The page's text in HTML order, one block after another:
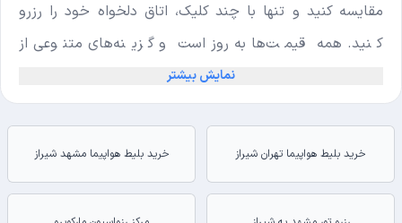
مقایسه کنید و تنها با چند کلیک، اتاق دلخواه خود را رزرو
کنید. همه قیمت‌ها به‌روز است و گزینه‌های متنوعی از
هتل‌های لوکس تا اقتصادی در دسترس شما قرار دارد.
لیست بهترین هتل‌های شیراز با قیمت و تخفیف
اگر به دنبال انتخابی مطمئن هستید، درمرکز رزواسیون
مارکوپرومی‌توانیدلیست کامل هتل‌های شیرازرا همراه با
نمایش بیشتر
خرید بلیط هواپیما تهران شیراز خرید بلیط هواپیما مشهد شیراز